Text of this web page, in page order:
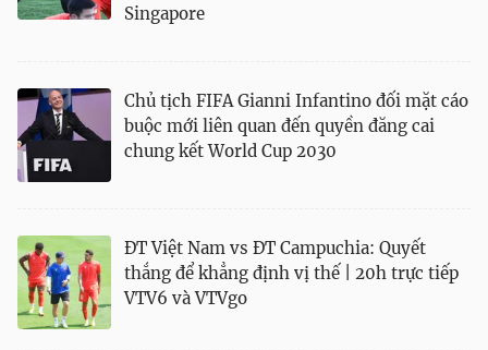
Singapore
Chủ tịch FIFA Gianni Infantino đối mặt cáo
buộc mới liên quan đến quyền đăng cai
chung kết World Cup 2030
ĐT Việt Nam vs ĐT Campuchia: Quyết
thắng để khẳng định vị thế | 20h trực tiếp
VTV6 và VTVgo